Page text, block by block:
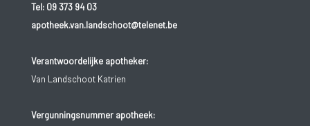
Tel: 09 373 94 03
apotheek.van.landschoot@telenet.be
Verantwoordelijke apotheker:
Van Landschoot Katrien
Vergunningsnummer apotheek: